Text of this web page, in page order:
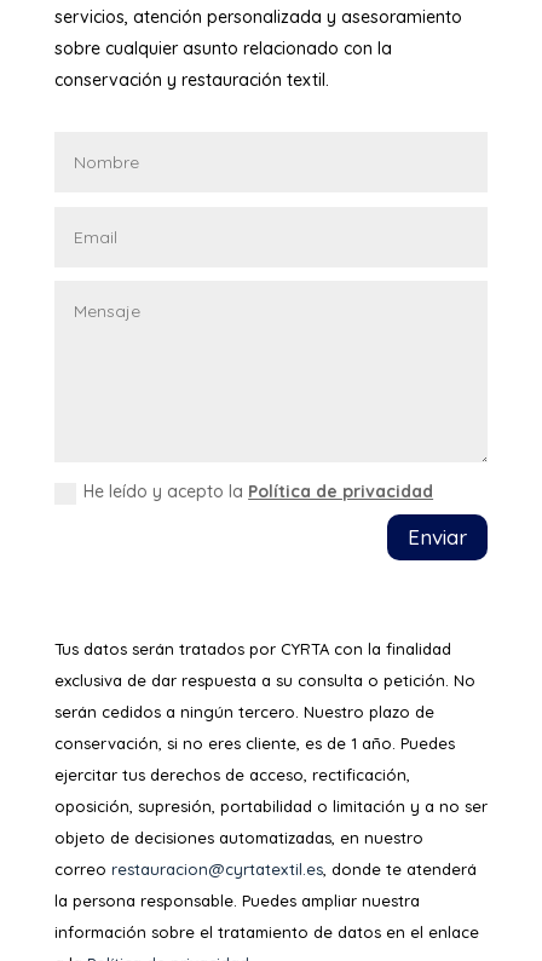
servicios, atención personalizada y asesoramiento
sobre cualquier asunto relacionado con la
conservación y restauración textil.
He leído y acepto la Política de privacidad
Enviar
Tus datos serán tratados por CYRTA con la finalidad
exclusiva de dar respuesta a su consulta o petición. No
serán cedidos a ningún tercero. Nuestro plazo de
conservación, si no eres cliente, es de 1 año. Puedes
ejercitar tus derechos de acceso, rectificación,
oposición, supresión, portabilidad o limitación y a no ser
objeto de decisiones automatizadas, en nuestro
correo restauracion@cyrtatextil.es, donde te atenderá
la persona responsable. Puedes ampliar nuestra
información sobre el tratamiento de datos en el enlace